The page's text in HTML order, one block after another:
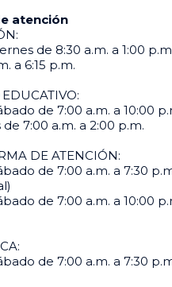
atención
de 8:30 a.m. a 1:00
a 6:15 p.m.
de 7:00 a.m. a 10:00
7:00 a.m. a 2:00 p.m.
DE ATENCIÓN:
de 7:00 a.m. a 7:30
de 7:00 a.m. a 10:00
de 7:00 a.m. a 7:30